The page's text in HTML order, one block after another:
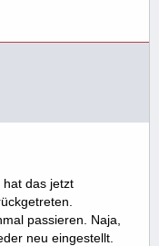
das jetzt
passieren. Naja,
neu eingestellt.